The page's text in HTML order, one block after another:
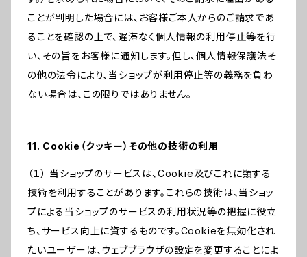
ことが判明した場合には、お客様ご本人からのご請求であ
ることを確認の上で、遅滞なく個人情報の利用停止等を行
い、その旨をお客様に通知します。但し、個人情報保護法そ
の他の法令により、当ショップが利用停止等の義務を負わ
ない場合は、この限りではありません。
11. Cookie（クッキー）その他の技術の利用
（１） 当ショップのサービスは、Cookie及びこれに類する
技術を利用することがあります。これらの技術は、当ショッ
プによる当ショップのサービスの利用状況等の把握に役立
ち、サービス向上に資するものです。Cookieを無効化され
たいユーザーは、ウェブブラウザの設定を変更することによ